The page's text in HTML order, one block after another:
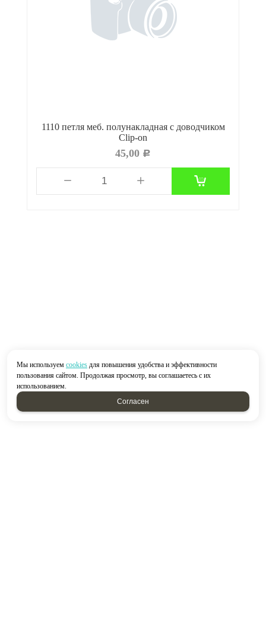
1110 петля меб. полунакладная с доводчиком
Clip-on
45,00 Р
Мы используем cookies для повышения удобства и эффективности
пользования сайтом. Продолжая просмотр, вы соглашаетесь с их
использованием.
Согласен